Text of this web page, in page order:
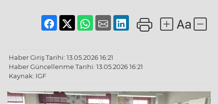
Haber Giriş Tarihi: 13.05.2026 16:21
Haber Güncellenme Tarihi: 13.05.2026 16:21
Kaynak: IGF